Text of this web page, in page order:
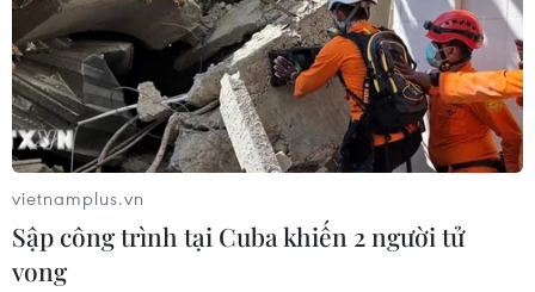
vietnamplus.vn
Sập công trình tại Cuba khiến 2 người tử
vong